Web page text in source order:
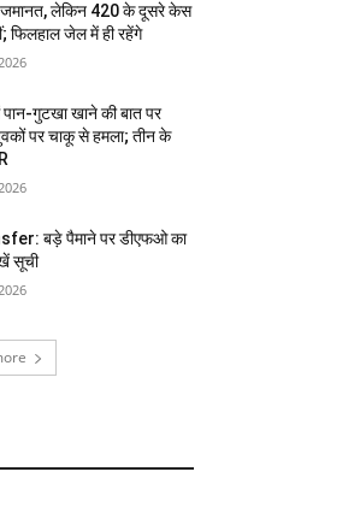
जमानत, लेकिन 420 के दूसरे केस
फिलहाल जेल में ही रहेंगे
पान-गुटखा खाने की बात पर
पर चाकू से हमला; तीन के
बड़े पैमाने पर डीएफओ का
सूची